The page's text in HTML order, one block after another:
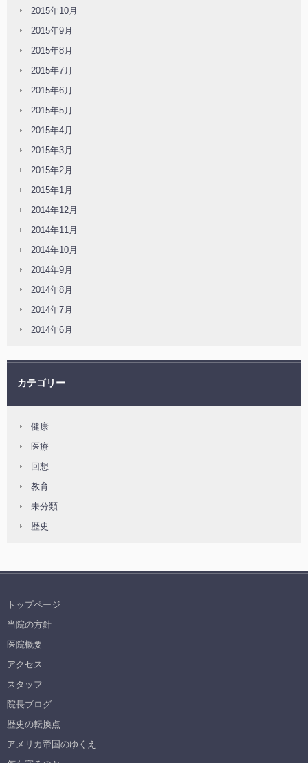
2015年10月
2015年9月
2015年8月
2015年7月
2015年6月
2015年5月
2015年4月
2015年3月
2015年2月
2015年1月
2014年12月
2014年11月
2014年10月
2014年9月
2014年8月
2014年7月
2014年6月
カテゴリー
健康
医療
回想
教育
未分類
歴史
トップページ
当院の方針
医院概要
アクセス
スタッフ
院長ブログ
歴史の転換点
アメリカ帝国のゆくえ